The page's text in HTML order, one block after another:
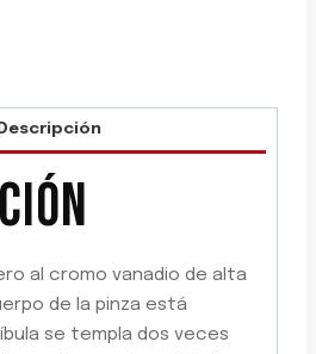
Descripción
al cromo vanadio de alta
de la pinza está
se templa dos veces